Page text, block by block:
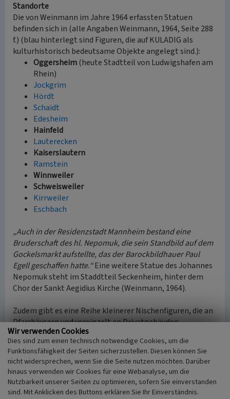
Standorte
Die von Weinmann im Jahre 1964 erfassten Statuen
befinden sich in (alle Angaben Weinmann, 1964, Seite 288
f.) (blau hinterlegt sind Figuren, die auf KULADIG als
kulturhistorisch bedeutsame Objekte angelegt sind.):
Oggersheim(heute Stadtteil von Ludwigshafen am
Rhein)
Jockgrim
Hördt
Schaidt
Edesheim
Hainfeld
Lauterecken
Kaiserslautern
Ramstein
Winnweiler
Schweisweiler
Kirrweiler
Eschbach
„Auch in der Residenzstadt Mannheim bestand eine
Bruderschaft des hl. Nepomuk, die sein Standbild auf dem
Gockelsmarkt aufstellte, das der Barockbildhauer Paul
Egell geschaffen hatte.“Eine weitere Statue des Johannes
Nepomuk steht im Staddtteil Seckenheim, hinter dem
Chor der Sankt Aegidius Kirche (Weinmann, 1964).
Zudem gibt es eine Reihe kleinerer Nischenfiguren, die an
Pfarrhäusern und vereinzelt an Privatgebäuden
aufgestellt wurden. Dazu zählen die Figuren in Arzheim
und am Pfarrhaus in Burrweiler. Diese „Hausfiguren“
befinden sich in:
Arzheim
Burrweiler(Tafelbild)
Edenkoben
Wir verwenden Cookies
Dies sind zum einen technisch notwendige Cookies, um die
Funktionsfähigkeit der Seiten sicherzustellen. Diesen können Sie
nicht widersprechen, wenn Sie die Seite nutzen möchten. Darüber
hinaus verwenden wir Cookies für eine Webanalyse, um die
Nutzbarkeit unserer Seiten zu optimieren, sofern Sie einverstanden
sind. Mit Anklicken des Buttons erklären Sie Ihr Einverständnis.